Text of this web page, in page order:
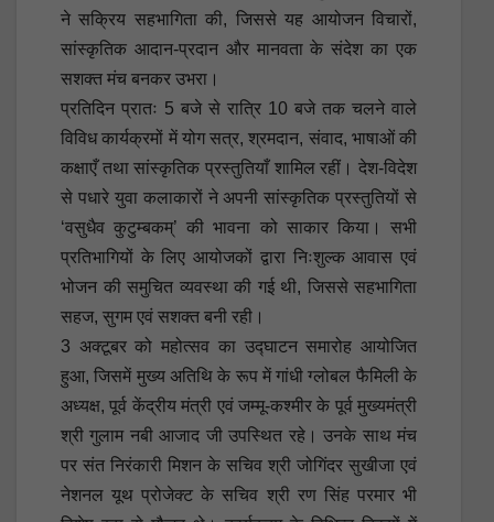
ने सक्रिय सहभागिता की, जिससे यह आयोजन विचारों,
सांस्कृतिक आदान-प्रदान और मानवता के संदेश का एक
सशक्त मंच बनकर उभरा।
प्रतिदिन प्रातः 5 बजे से रात्रि 10 बजे तक चलने वाले
विविध कार्यक्रमों में योग सत्र, श्रमदान, संवाद, भाषाओं की
कक्षाएँ तथा सांस्कृतिक प्रस्तुतियाँ शामिल रहीं। देश-विदेश
से पधारे युवा कलाकारों ने अपनी सांस्कृतिक प्रस्तुतियों से
‘वसुधैव कुटुम्बकम्’ की भावना को साकार किया। सभी
प्रतिभागियों के लिए आयोजकों द्वारा निःशुल्क आवास एवं
भोजन की समुचित व्यवस्था की गई थी, जिससे सहभागिता
सहज, सुगम एवं सशक्त बनी रही।
3 अक्टूबर को महोत्सव का उद्घाटन समारोह आयोजित
हुआ, जिसमें मुख्य अतिथि के रूप में गांधी ग्लोबल फैमिली के
अध्यक्ष, पूर्व केंद्रीय मंत्री एवं जम्मू-कश्मीर के पूर्व मुख्यमंत्री
श्री गुलाम नबी आजाद जी उपस्थित रहे। उनके साथ मंच
पर संत निरंकारी मिशन के सचिव श्री जोगिंदर सुखीजा एवं
नेशनल यूथ प्रोजेक्ट के सचिव श्री रण सिंह परमार भी